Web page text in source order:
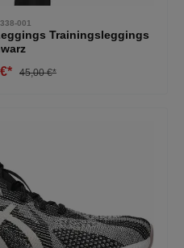
001
Trainingsleggings
45,00 €*